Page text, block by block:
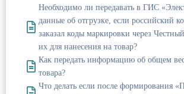
Необходимо ли передавать в ГИС
данные об отгрузке, если российский
заказал коды маркировки через
их для нанесения на товар?
Как передать информацию об общем
товара?
Что делать если после формирования